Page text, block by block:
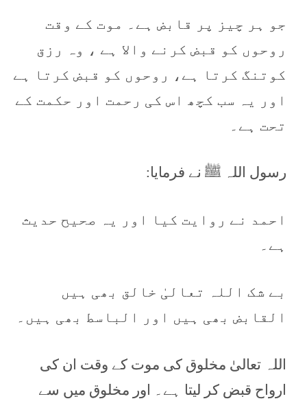
جو ہر چیز پر قابض ہے۔ موت کے وقت
روحوں کو قبض کرنے والا ہے ، وہ رزق
کوتنگ کرتا ہے، روحوں کو قبض کرتا ہے
اور یہ سب کچھ اس کی رحمت اور حکمت کے
تحت ہے۔
رسول اللہ ﷺ نے فرمایا:
احمد نے روایت کیا اور یہ صحیح حدیث
ہے۔
بے شک اللہ تعالیٰ خالق بھی ہیں
القابض بھی ہیں اور الباسط بھی ہیں۔
اللہ تعالیٰ مخلوق کی موت کے وقت ان کی
ارواح قبض کر لیتا ہے۔ اور مخلوق میں سے